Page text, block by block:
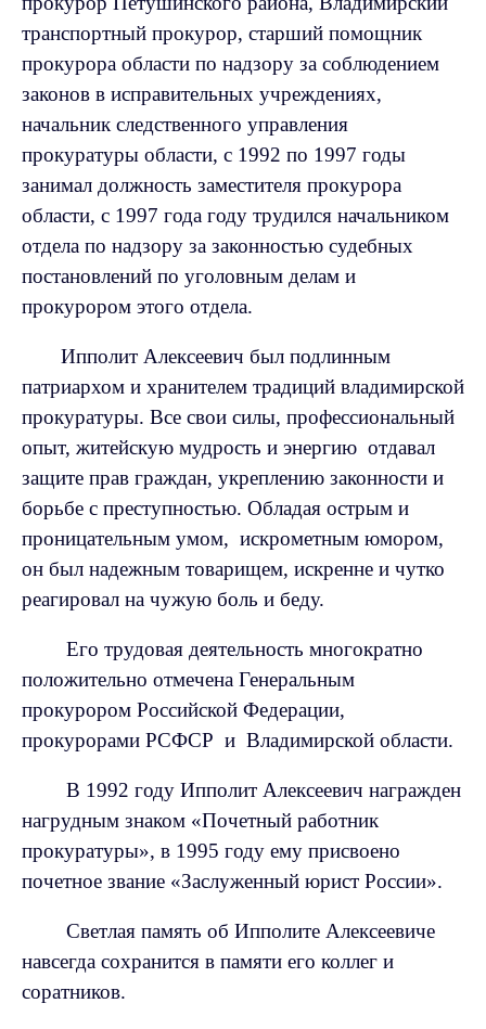
транспортный прокурор, старший помощник
прокурора области по надзору за соблюдением
законов в исправительных учреждениях,
начальник следственного управления
прокуратуры области, с 1992 по 1997 годы
занимал должность заместителя прокурора
области, с 1997 года году трудился начальником
отдела по надзору за законностью судебных
постановлений по уголовным делам и
прокурором этого отдела.
Ипполит Алексеевич был подлинным
патриархом и хранителем традиций владимирской
прокуратуры. Все свои силы, профессиональный
опыт, житейскую мудрость и энергию отдавал
защите прав граждан, укреплению законности и
борьбе с преступностью. Обладая острым и
проницательным умом, искрометным юмором,
он был надежным товарищем, искренне и чутко
реагировал на чужую боль и беду.
Его трудовая деятельность многократно
положительно отмечена Генеральным
прокурором Российской Федерации,
прокурорами РСФСР и Владимирской области.
В 1992 году Ипполит Алексеевич награжден
нагрудным знаком «Почетный работник
прокуратуры», в 1995 году ему присвоено
почетное звание «Заслуженный юрист России».
Светлая память об Ипполите Алексеевиче
навсегда сохранится в памяти его коллег и
соратников.